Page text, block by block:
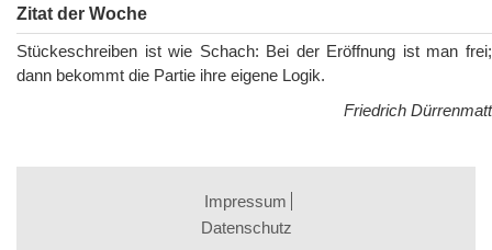
Zitat der Woche
Stückeschreiben ist wie Schach: Bei der Eröffnung ist man frei;
dann bekommt die Partie ihre eigene Logik.
Friedrich Dürrenmatt
Impressum
Datenschutz